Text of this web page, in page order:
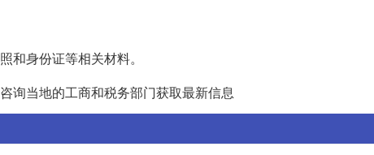
和身份证等相关材料。
询当地的工商和税务部门获取最新信息